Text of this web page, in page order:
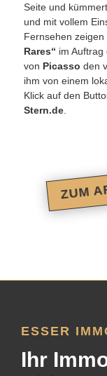
Seite und
und mit vollem
Fernsehen
Rares“ im
von Picasso den
ihm von einem
Klick auf den
Stern.de.
ZUM
ESSER
Ihr